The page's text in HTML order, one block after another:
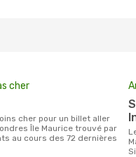
cher
Île Maurice trouvé par
au cours des 72 dernières
Sir S. Ramgoolam
Les vols ayant pour destination Île